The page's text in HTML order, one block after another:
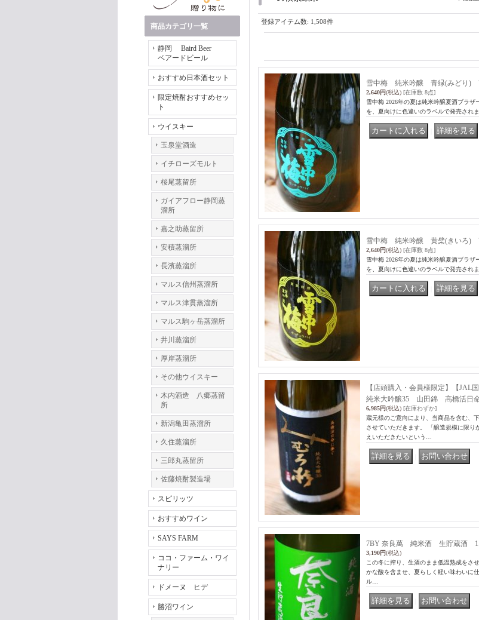
商品カテゴリ一覧
静岡 Baird Beer
ベアードビール
おすすめ日本酒セット
限定焼酎おすすめセッ
ト
ウイスキー
玉泉堂酒造
イチローズモルト
桜尾蒸留所
ガイアフロー静岡蒸
溜所
嘉之助蒸留所
安積蒸溜所
長濱蒸溜所
マルス信州蒸溜所
マルス津貫蒸溜所
マルス駒ヶ岳蒸溜所
井川蒸溜所
厚岸蒸溜所
その他ウイスキー
木内酒造 八郷蒸留
所
新潟亀田蒸溜所
久住蒸溜所
三郎丸蒸留所
佐藤焼酎製造場
スピリッツ
おすすめワイン
SAYS FARM
ココ・ファーム・ワイ
ナリー
ドメーヌ ヒデ
勝沼ワイン
登録アイテム数: 1,508件
雪中梅 純米吟醸 青緑(みどり)
2,640円(税込) [在庫数 8点]
雪中梅 2026年の夏は純米吟醸夏酒ブラザ
を、夏向けに色違いのラベルで発売され
雪中梅 純米吟醸 黄檗(きいろ)
2,640円(税込) [在庫数 8点]
雪中梅 2026年の夏は純米吟醸夏酒ブラザ
を、夏向けに色違いのラベルで発売され
【店頭購入・会員様限定】【
純米大吟醸35 山田錦 高橋活日
6,985円(税込) [在庫わずか]
蔵元様のご意向により、当商品を含む、
させていただきます。 「醸造規模に限
えいただきたいという…
7BY 奈良萬 純米酒 生貯蔵酒
3,190円(税込)
この冬に搾り、生酒のまま低温熟成をさ
かな酸を含ませ、夏らしく軽い味わいに
ル…